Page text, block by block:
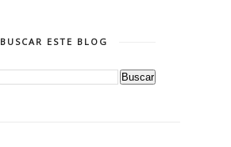
BUSCAR ESTE BLOG